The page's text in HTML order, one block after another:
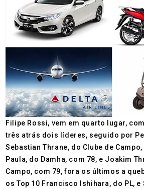
Filipe Rossi, vem em quarto lugar,
três atrás dois líderes, seguido por
Sebastian Thrane, do Clube de
Paula, do Damha, com 78, e Joakim
Campo, com 79, fora os últimos a
os Top 10 Francisco Ishihara, do PL, e